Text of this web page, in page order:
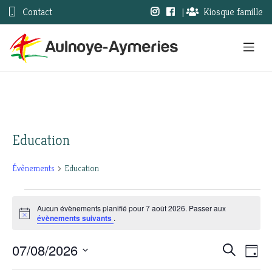
Contact | Kiosque famille
Education
Évènements Education
Évènements
for
7
Notice
Aucun évènements planifié pour 7 août 2026. Passer aux
évènements suivants .
Recherche
Jour
07/08/2026